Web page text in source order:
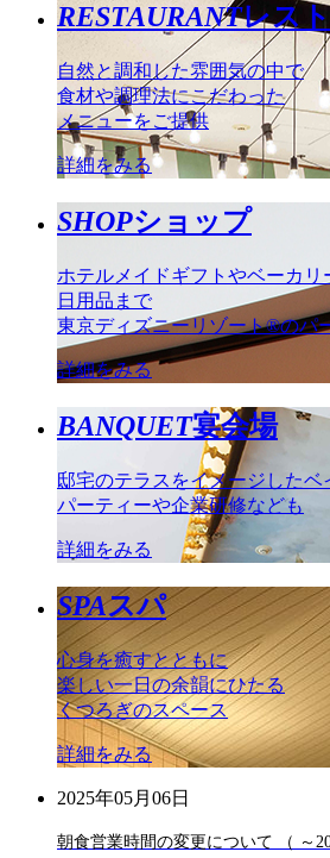
RESTAURANTレス
自然と調和した雰囲気の中で
食材や調理法にこだわった
メニューをご提供
詳細をみる
SHOPショップ
ホテルメイドギフトやベーカリ
日用品まで
東京ディズニーリゾート®のパ
詳細をみる
BANQUET宴会場
邸宅のテラスをイメージしたベ
パーティーや企業研修なども
詳細をみる
SPAスパ
心身を癒すとともに
楽しい一日の余韻にひたる
くつろぎのスペース
詳細をみる
2025年05月06日
朝食営業時間の変更について （ ～